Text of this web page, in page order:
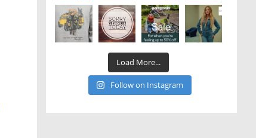
Load More...
Follow on Instagram